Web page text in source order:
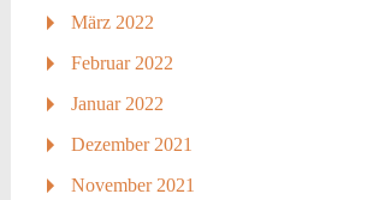
März 2022
Februar 2022
Januar 2022
Dezember 2021
November 2021